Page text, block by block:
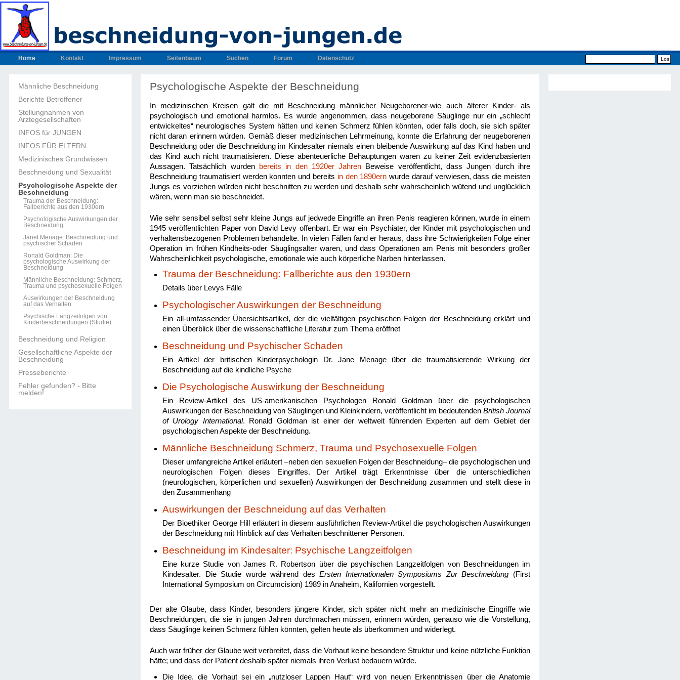
Home Kontakt Impressum Seitenbaum Suchen Forum Datenschutz
Männliche Beschneidung
Berichte Betroffener
Stellungnahmen von
Ärztegesellschaften
INFOS für JUNGEN
INFOS FÜR ELTERN
Medizinisches Grundwissen
Beschneidung und Sexualität
Psychologische Aspekte der
Beschneidung
Trauma der Beschneidung:
Fallberichte aus den 1930ern
Psychologische Auswirkungen der
Beschneidung
Janet Menage: Beschneidung und
psychischer Schaden
Ronald Goldman: Die
psychologische Auswirkung der
Beschneidung
Männliche Beschneidung: Schmerz,
Trauma und psychosexuelle Folgen
Auswirkungen der Beschneidung
auf das Verhalten
Psychische Langzeifolgen von
Kinderbeschneidungen (Studie)
Beschneidung und Religion
Gesellschaftliche Aspekte der
Beschneidung
Presseberichte
Fehler gefunden? - Bitte
melden!
Psychologische Aspekte der Beschneidung
In medizinischen Kreisen galt die mit Beschneidung männlicher Neugeborener-wie auch älterer Kinder- als
psychologisch und emotional harmlos. Es wurde angenommen, dass neugeborene Säuglinge nur ein „schlecht
entwickeltes“ neurologisches System hätten und keinen Schmerz fühlen könnten, oder falls doch, sie sich später
nicht daran erinnern würden. Gemäß dieser medizinischen Lehrmeinung, konnte die Erfahrung der neugeborenen
Beschneidung oder die Beschneidung im Kindesalter niemals einen bleibende Auswirkung auf das Kind haben und
das Kind auch nicht traumatisieren. Diese abenteuerliche Behauptungen waren zu keiner Zeit evidenzbasierten
Aussagen. Tatsächlich wurden
bereits in den 1920er Jahren Beweise veröffentlicht, dass Jungen durch ihre
Beschneidung traumatisiert werden konnten und bereits in den 1890ern wurde darauf verwiesen, dass die meisten
Jungs es vorziehen würden nicht beschnitten zu werden und deshalb sehr wahrscheinlich wütend und unglücklich
wären, wenn man sie beschneidet.
Wie sehr sensibel selbst sehr kleine Jungs auf jedwede Eingriffe an ihren Penis reagieren können, wurde in einem
1945 veröffentlichten Paper von David Levy offenbart. Er war ein Psychiater, der Kinder mit psychologischen und
verhaltensbezogenen Problemen behandelte. In vielen Fällen fand er heraus, dass ihre Schwierigkeiten Folge einer
Operation im frühen Kindheits-oder Säuglingsalter waren, und dass Operationen am Penis mit besonders großer
Wahrscheinlichkeit psychologische, emotionale wie auch körperliche Narben hinterlassen.
Trauma der Beschneidung: Fallberichte aus den 1930ern
Details über Levys Fälle
Psychologischer Auswirkungen der Beschneidung
Ein all-umfassender Übersichtsartikel, der die vielfältigen psychischen Folgen der Beschneidung erklärt und
einen Überblick über die wissenschaftliche Literatur zum Thema eröffnet
Beschneidung und Psychischer Schaden
Ein Artikel der britischen Kinderpsychologin Dr. Jane Menage über die traumatisierende Wirkung der
Beschneidung auf die kindliche Psyche
Die Psychologische Auswirkung der Beschneidung
Ein Review-Artikel des US-amerikanischen Psychologen Ronald Goldman über die psychologischen
Auswirkungen der Beschneidung von Säuglingen und Kleinkindern, veröffentlicht im bedeutenden British Journal
of Urology International. Ronald Goldman ist einer der weltweit führenden Experten auf dem Gebiet der
psychologischen Aspekte der Beschneidung.
Männliche Beschneidung Schmerz, Trauma und Psychosexuelle Folgen
Dieser umfangreiche Artikel erläutert –neben den sexuellen Folgen der Beschneidung– die psychologischen und
neurologischen Folgen dieses Eingriffes. Der Artikel trägt Erkenntnisse über die unterschiedlichen
(neurologischen, körperlichen und sexuellen) Auswirkungen der Beschneidung zusammen und stellt diese in
den Zusammenhang
Auswirkungen der Beschneidung auf das Verhalten
Der Bioethiker George Hill erläutert in diesem ausführlichen Review-Artikel die psychologischen Auswirkungen
der Beschneidung mit Hinblick auf das Verhalten beschnittener Personen.
Beschneidung im Kindesalter: Psychische Langzeitfolgen
Eine kurze Studie von James R. Robertson über die psychischen Langzeitfolgen von Beschneidungen im
Kindesalter. Die Studie wurde während desErsten Internationalen Symposiums Zur Beschneidung (First
International Symposium on Circumcision) 1989 in Anaheim, Kalifornien vorgestellt.
Der alte Glaube, dass Kinder, besonders jüngere Kinder, sich später nicht mehr an medizinische Eingriffe wie
Beschneidungen, die sie in jungen Jahren durchmachen müssen, erinnern würden, genauso wie die Vorstellung,
dass Säuglinge keinen Schmerz fühlen könnten, gelten heute als überkommen und widerlegt.
Auch war früher der Glaube weit verbreitet, dass die Vorhaut keine besondere Struktur und keine nützliche Funktion
hätte; und dass der Patient deshalb später niemals ihren Verlust bedauern würde.
Die Idee, die Vorhaut sei ein „nutzloser Lappen Haut“ wird von neuen Erkenntnissen über die Anatomie